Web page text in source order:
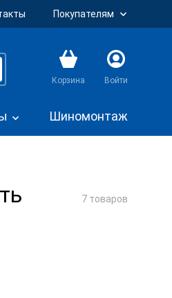
Покупателям
Корзина Войти
Шиномонтаж
7 товаров